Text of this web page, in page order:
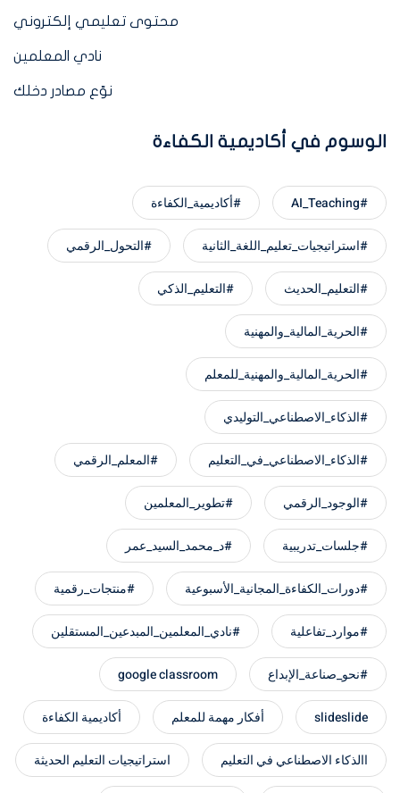
محتوى تعليمي إلكتروني
نادي المعلمين
نوّع مصادر دخلك
الوسوم في أكاديمية الكفاءة
#AI_Teaching #أكاديمية_الكفاءة
#استراتيجيات_تعليم_اللغة_الثانية #التحول_الرقمي
#التعليم_الحديث #التعليم_الذكي
#الحرية_المالية_والمهنية
#الحرية_المالية_والمهنية_للمعلم
#الذكاء_الاصطناعي_التوليدي
#الذكاء_الاصطناعي_في_التعليم #المعلم_الرقمي
#الوجود_الرقمي #تطوير_المعلمين
#جلسات_تدريبية #د_محمد_السيد_عمر
#دورات_الكفاءة_المجانية_الأسبوعية #منتجات_رقمية
#موارد_تفاعلية #نادي_المعلمين_المبدعين_المستقلين
#نحو_صناعة_الإبداع google classroom
slideslide أفكار مهمة للمعلم أكاديمية الكفاءة
االذكاء الاصطناعي في التعليم استراتيجيات التعليم الحديثة